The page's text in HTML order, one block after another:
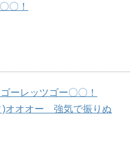
〇！
ーレッツゴー〇〇！
)オオオー 強気で振りぬ